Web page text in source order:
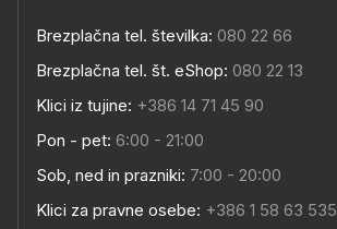
Brezplačna tel. številka: 080 22 66
Brezplačna tel. št. eShop: 080 22 13
Klici iz tujine: +386 14 71 45 90
Pon - pet: 6:00 - 21:00
Sob, ned in prazniki: 7:00 - 20:00
Klici za pravne osebe: +386 1 58 63 535